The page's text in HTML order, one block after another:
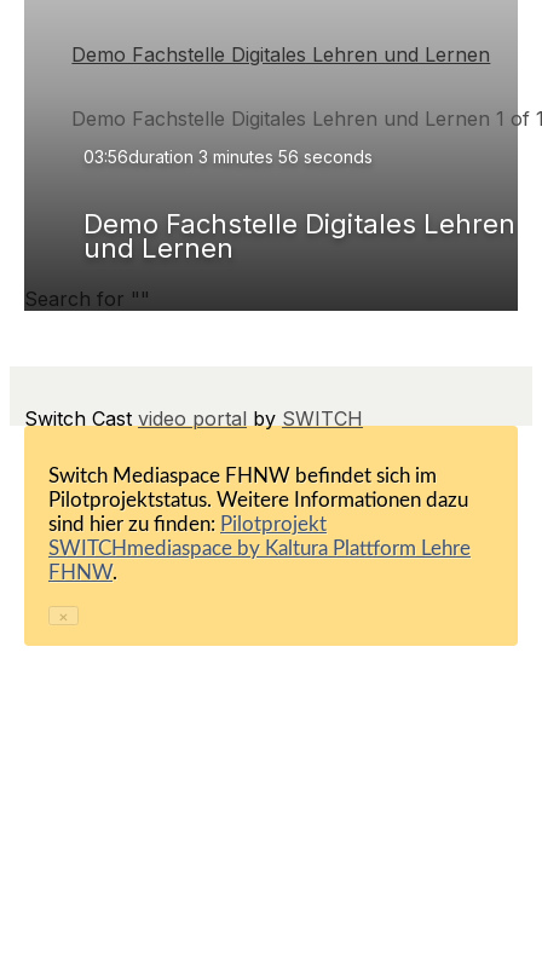
Demo Fachstelle Digitales Lehren und Lernen 1 of
03:56duration 3 minutes 56 seconds
Demo Fachstelle Digitales Lehren
und Lernen
Demo Fachstelle Digitales Lehren und Lernen
Search for " "
Switch Cast video portal by SWITCH
Switch Mediaspace FHNW befindet sich im
Pilotprojektstatus. Weitere Informationen dazu
sind hier zu finden: Pilotprojekt
SWITCHmediaspace by Kaltura Plattform Lehre
FHNW.
×